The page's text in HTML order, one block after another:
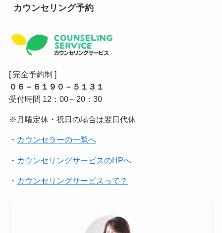
カウンセリング予約
[ 完全予約制 ]
０６－６１９０－５１３１
受付時間 12：00～20：30
※月曜定休・祝日の場合は翌日代休
・ カウンセラーの一覧へ
・ カウンセリングサービスのHPへ
・ カウンセリングサービスって？